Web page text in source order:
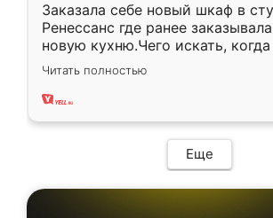
Заказала себе новый шкаф в
Ренессанс где ранее
новую кухню.Чего искать,
вполне довольна. Служит кухня
два года, нареканий нет.
Читать полностью
Еще